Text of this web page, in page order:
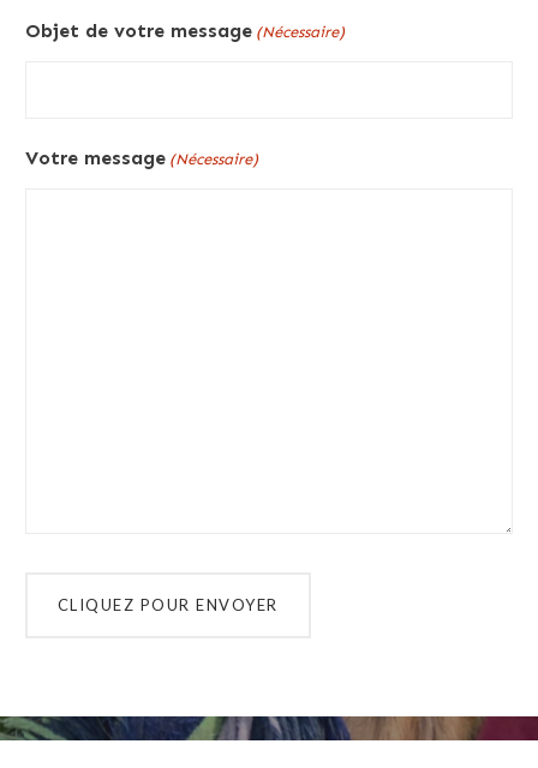
Objet de votre message (Nécessaire)
Votre message (Nécessaire)